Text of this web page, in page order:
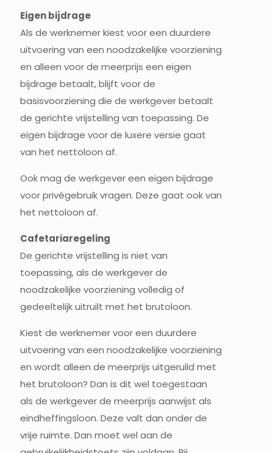
Eigen bijdrage
Als de werknemer kiest voor een duurdere
uitvoering van een noodzakelijke voorziening
en alleen voor de meerprijs een eigen
bijdrage betaalt, blijft voor de
basisvoorziening die de werkgever betaalt
de gerichte vrijstelling van toepassing. De
eigen bijdrage voor de luxere versie gaat
van het nettoloon af.
Ook mag de werkgever een eigen bijdrage
voor privégebruik vragen. Deze gaat ook van
het nettoloon af.
Cafetariaregeling
De gerichte vrijstelling is niet van
toepassing, als de werkgever de
noodzakelijke voorziening volledig of
gedeeltelijk uitruilt met het brutoloon.
Kiest de werknemer voor een duurdere
uitvoering van een noodzakelijke voorziening
en wordt alleen de meerprijs uitgeruild met
het brutoloon? Dan is dit wel toegestaan
als de werkgever de meerprijs aanwijst als
eindheffingsloon. Deze valt dan onder de
vrije ruimte. Dan moet wel aan de